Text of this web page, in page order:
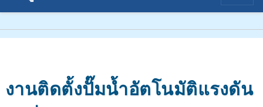
งานติดตั้งปั๊มน้ำอัตโนมัติแรงดัน